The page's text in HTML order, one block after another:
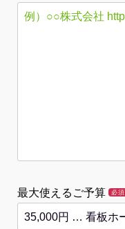
最大使えるご予算 必須